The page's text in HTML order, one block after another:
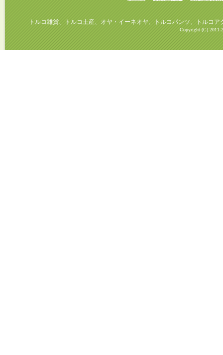
トルコ雑貨、トルコ土産、オヤ・イーネオヤ、トルコパンツ、トルコアク
Copyright (C) 2011-